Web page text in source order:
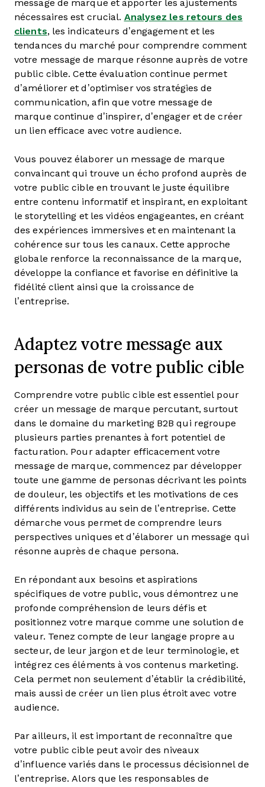
message de marque et apporter les ajustements
nécessaires est crucial. Analysez les retours des
clients, les indicateurs d’engagement et les
tendances du marché pour comprendre comment
votre message de marque résonne auprès de votre
public cible. Cette évaluation continue permet
d’améliorer et d’optimiser vos stratégies de
communication, afin que votre message de
marque continue d’inspirer, d’engager et de créer
un lien efficace avec votre audience.
Vous pouvez élaborer un message de marque
convaincant qui trouve un écho profond auprès de
votre public cible en trouvant le juste équilibre
entre contenu informatif et inspirant, en exploitant
le storytelling et les vidéos engageantes, en créant
des expériences immersives et en maintenant la
cohérence sur tous les canaux. Cette approche
globale renforce la reconnaissance de la marque,
développe la confiance et favorise en définitive la
fidélité client ainsi que la croissance de
l’entreprise.
Adaptez votre message aux
personas de votre public cible
Comprendre votre public cible est essentiel pour
créer un message de marque percutant, surtout
dans le domaine du marketing B2B qui regroupe
plusieurs parties prenantes à fort potentiel de
facturation. Pour adapter efficacement votre
message de marque, commencez par développer
toute une gamme de personas décrivant les points
de douleur, les objectifs et les motivations de ces
différents individus au sein de l’entreprise. Cette
démarche vous permet de comprendre leurs
perspectives uniques et d’élaborer un message qui
résonne auprès de chaque persona.
En répondant aux besoins et aspirations
spécifiques de votre public, vous démontrez une
profonde compréhension de leurs défis et
positionnez votre marque comme une solution de
valeur. Tenez compte de leur langage propre au
secteur, de leur jargon et de leur terminologie, et
intégrez ces éléments à vos contenus marketing.
Cela permet non seulement d’établir la crédibilité,
mais aussi de créer un lien plus étroit avec votre
audience.
Par ailleurs, il est important de reconnaître que
votre public cible peut avoir des niveaux
d’influence variés dans le processus décisionnel de
l’entreprise. Alors que les responsables de